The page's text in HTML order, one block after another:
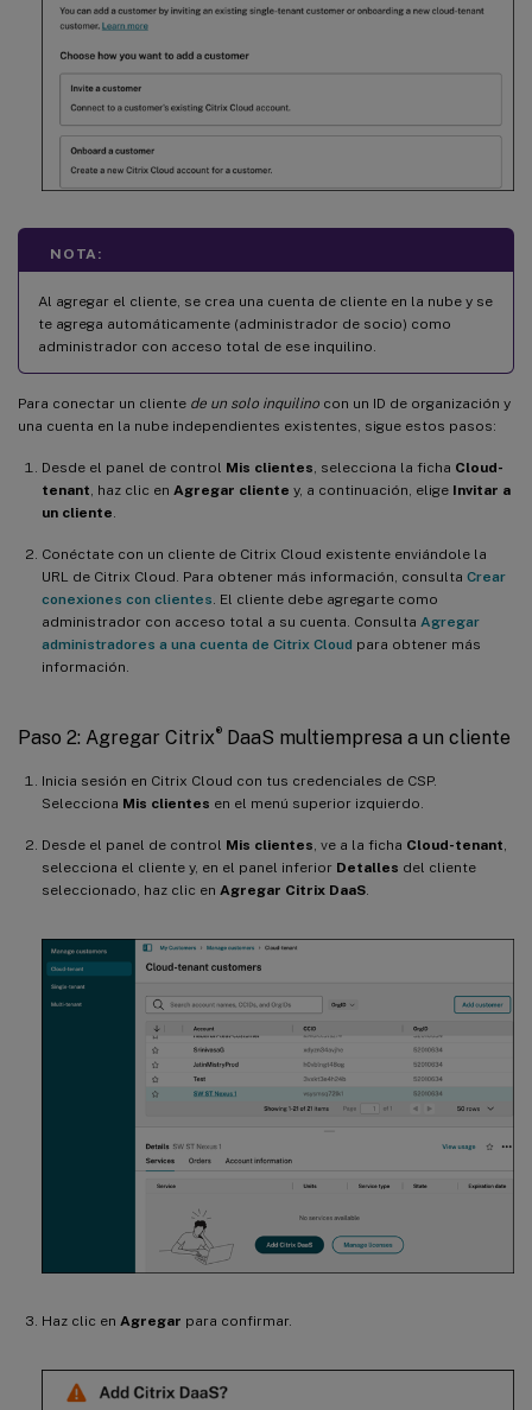
NOTA:
Al agregar el cliente, se crea una cuenta de cliente en la nube y se
te agrega automáticamente (administrador de socio) como
administrador con acceso total de ese inquilino.
Para conectar un cliente de un solo inquilino con un ID de organización y
una cuenta en la nube independientes existentes, sigue estos pasos:
Desde el panel de control Mis clientes, selecciona la ficha Cloud-
tenant, haz clic en Agregar cliente y, a continuación, elige Invitar a
un cliente.
Conéctate con un cliente de Citrix Cloud existente enviándole la
URL de Citrix Cloud. Para obtener más información, consulta Crear
conexiones con clientes. El cliente debe agregarte como
administrador con acceso total a su cuenta. Consulta Agregar
administradores a una cuenta de Citrix Cloud para obtener más
información.
Paso 2: Agregar Citrix®DaaS multiempresa a un cliente
Inicia sesión en Citrix Cloud con tus credenciales de CSP.
Selecciona Mis clientes en el menú superior izquierdo.
Desde el panel de control Mis clientes, ve a la ficha Cloud-tenant,
selecciona el cliente y, en el panel inferior Detalles del cliente
seleccionado, haz clic en Agregar Citrix DaaS.
Haz clic en Agregar para confirmar.